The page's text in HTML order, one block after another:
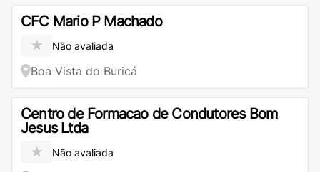
CFC Mario P Machado
★ Não avaliada
Boa Vista do Buricá
Centro de Formacao de Condutores Bom
Jesus Ltda
★ Não avaliada